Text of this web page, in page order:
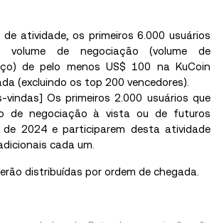
atividade, os primeiros 6.000 usuários
volume de negociação (volume de
de pelo menos US$ 100 na KuCoin
(excluindo os top 200 vencedores).
vindas] Os primeiros 2.000 usuários que
de negociação à vista ou de futuros
de 2024 e participarem desta atividade
cada um.
distribuídas por ordem de chegada.